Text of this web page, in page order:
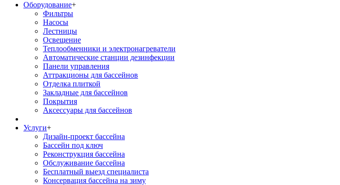
Оборудование+
Фильтры
Насосы
Лестницы
Освещение
Теплообменники и электронагреватели
Автоматические станции дезинфекции
Панели управления
Аттракционы для бассейнов
Отделка плиткой
Закладные для бассейнов
Покрытия
Аксессуары для бассейнов
Услуги+
Дизайн-проект бассейна
Бассейн под ключ
Реконструкция бассейна
Обслуживание бассейна
Бесплатный выезд специалиста
Консервация бассейна на зиму